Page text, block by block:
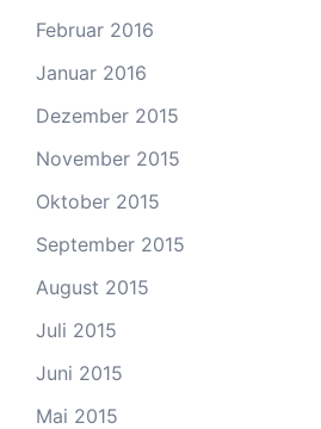
Februar 2016
Januar 2016
Dezember 2015
November 2015
Oktober 2015
September 2015
August 2015
Juli 2015
Juni 2015
Mai 2015